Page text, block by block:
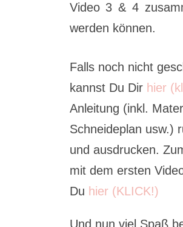
Video 3 & 4
werden können.
Falls noch nicht
kannst Du Dir hier
Anleitung (inkl.
Schneideplan usw.)
und ausdrucken.
mit dem ersten
Du hier (KLICK!)
Und nun viel Spaß